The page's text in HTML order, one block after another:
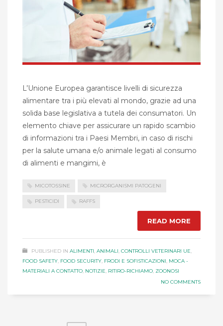
L’Unione Europea garantisce livelli di sicurezza
alimentare tra i più elevati al mondo, grazie ad una
solida base legislativa a tutela dei consumatori. Un
elemento chiave per assicurare un rapido scambio
di informazioni tra i Paesi Membri, in caso di rischi
per la salute umana e/o animale legati al consumo
di alimenti e mangimi, è
MICOTOSSINE MICRORGANISMI PATOGENI
PESTICIDI RAFFS
READ MORE
PUBLISHED IN ALIMENTI, ANIMALI, CONTROLLI VETERINARI UE,
FOOD SAFETY, FOOD SECURITY, FRODI E SOFISTICAZIONI, MOCA -
MATERIALI A CONTATTO, NOTIZIE, RITIRO-RICHIAMO, ZOONOSI
NO COMMENTS